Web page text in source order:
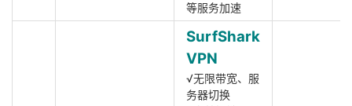
等服务加速
SurfShark
VPN
√无限带宽、服
务器切换